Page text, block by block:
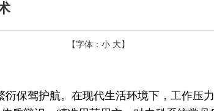
【字体： 小 大】
保驾护航。在现代生活环境下，工作压